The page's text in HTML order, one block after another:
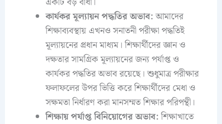
কার্যকর মূল্যায়ন পদ্ধতির অভাব: আমাদের
শিক্ষাব্যবস্থায় এখনও সনাতনী পরীক্ষা পদ্ধতিই
মূল্যায়নের প্রধান মাধ্যম। শিক্ষার্থীদের জ্ঞান ও
দক্ষতার সামগ্রিক মূল্যায়নের জন্য পর্যাপ্ত ও
কার্যকর পদ্ধতির অভাব রয়েছে। শুধুমাত্র পরীক্ষার
ফলাফলের উপর ভিত্তি করে শিক্ষার্থীদের মেধা ও
সক্ষমতা নির্ধারণ করা মানসম্মত শিক্ষার পরিপন্থী।
শিক্ষায় পর্যাপ্ত বিনিয়োগের অভাব: শিক্ষাখাতে